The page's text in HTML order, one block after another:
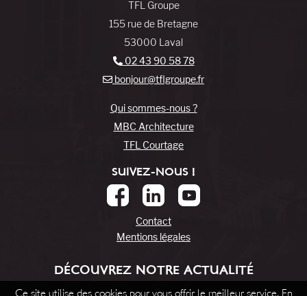
TFL Groupe
155 rue de Bretagne
53000 Laval
02 43 90 58 78
bonjour@tflgroupe.fr
Qui sommes-nous ?
MBC Architecture
TFL Courtage
SUIVEZ-NOUS !
Contact
Mentions légales
DÉCOUVREZ NOTRE ACTUALITÉ